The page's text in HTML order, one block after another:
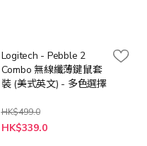
Logitech - Pebble 2
Combo 無線纖薄鍵鼠套
裝 (美式英文) - 多色選擇
HK$499.0
HK$339.0